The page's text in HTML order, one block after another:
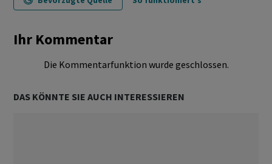
Ihr Kommentar
Die Kommentarfunktion wurde geschlossen.
DAS KÖNNTE SIE AUCH INTERESSIEREN